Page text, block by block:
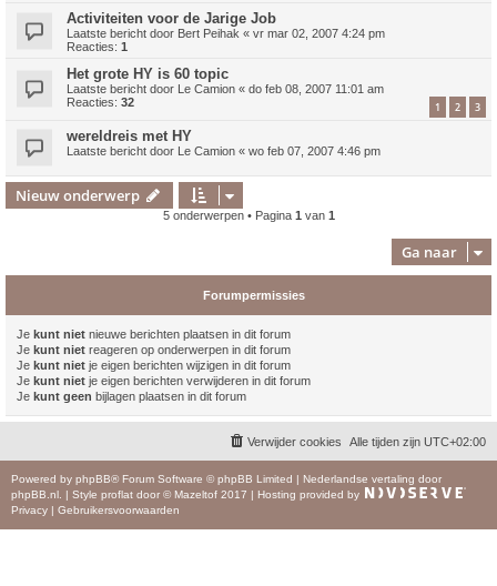
Activiteiten voor de Jarige Job
Laatste bericht door Bert Peihak « vr mar 02, 2007 4:24 pm
Reacties: 1
Het grote HY is 60 topic
Laatste bericht door Le Camion « do feb 08, 2007 11:01 am
Reacties: 32 1 2 3
wereldreis met HY
Laatste bericht door Le Camion « wo feb 07, 2007 4:46 pm
Nieuw onderwerp
5 onderwerpen • Pagina 1 van 1
Ga naar
Forumpermissies
Je kunt niet nieuwe berichten plaatsen in dit forum
Je kunt niet reageren op onderwerpen in dit forum
Je kunt niet je eigen berichten wijzigen in dit forum
Je kunt niet je eigen berichten verwijderen in dit forum
Je kunt geen bijlagen plaatsen in dit forum
Alle tijden zijn UTC+02:00
Verwijder cookies
Powered by phpBB® Forum Software © phpBB Limited | Nederlandse vertaling door
phpBB.nl
| Style proflat door © Mazeltof 2017 | Hosting provided by
Privacy | Gebruikersvoorwaarden